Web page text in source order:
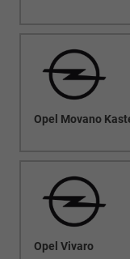
Opel Movano
Opel Vivaro